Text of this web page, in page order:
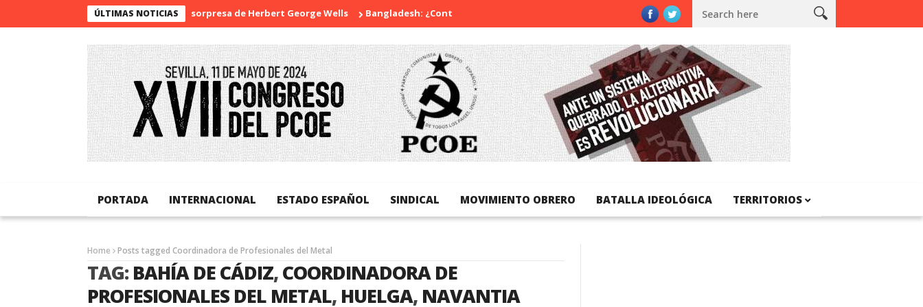
ÚLTIMAS NOTICIASLa sorpresa de Herbert George Wells Bangladesh: ¿Continuidad o revolución? Diada Nacional de Catalunya
PORTADA INTERNACIONAL ESTADO ESPAÑOL SINDICAL MOVIMIENTO OBRERO BATALLA IDEOLÓGICA TERRITORIOS
Home Posts tagged Coordinadora de Profesionales del Metal
TAG:BAHÍA DE CÁDIZ,COORDINADORA DE
PROFESIONALES DEL METAL, HUELGA, NAVANTIA